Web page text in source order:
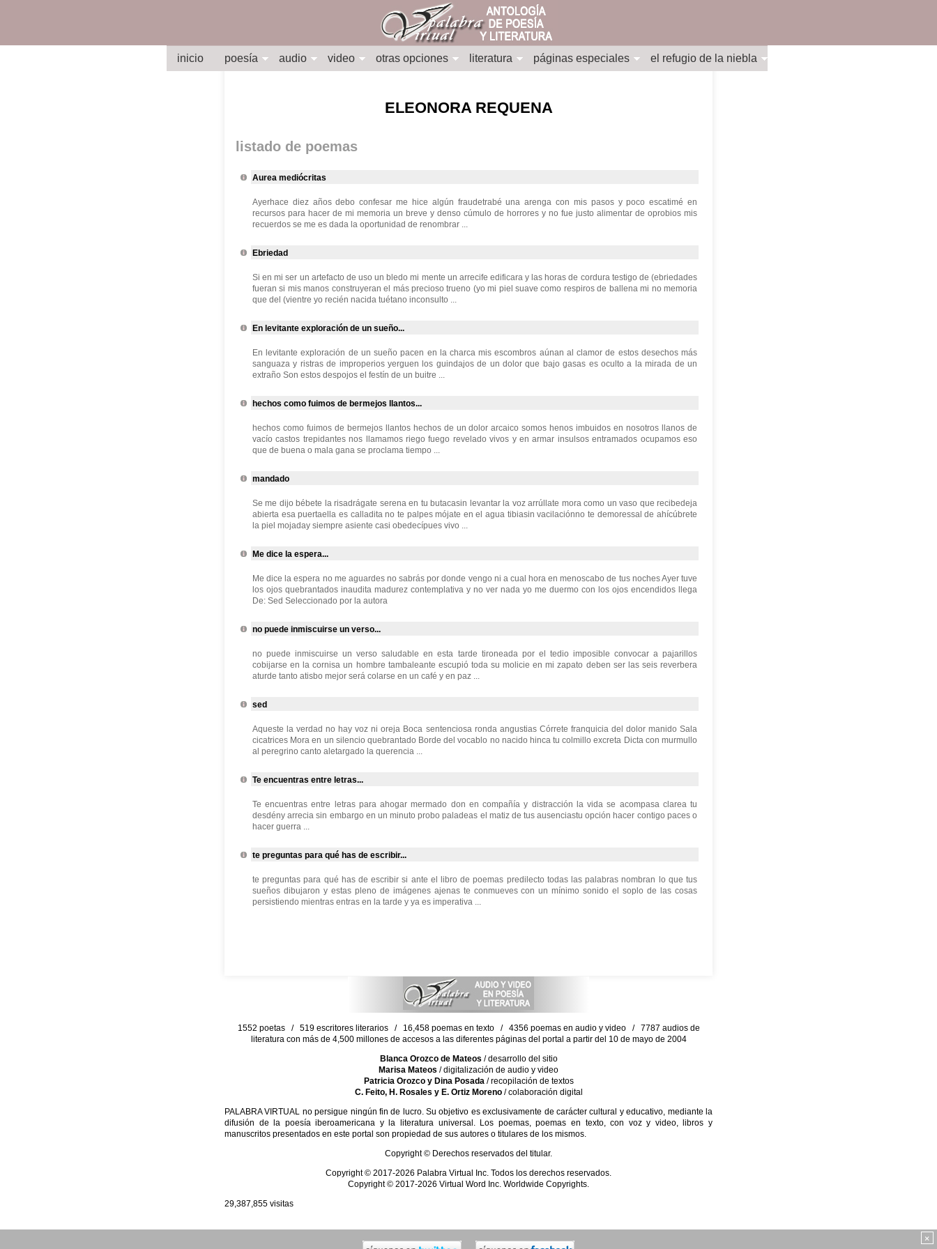
inicio poesía audio video otras opciones literatura páginas especiales el refugio de la niebla
ELEONORA REQUENA
listado de poemas
Aurea mediócritas
Ayerhace diez años debo confesar me hice algún fraudetrabé una arenga con mis pasos y poco escatimé en
recursos para hacer de mi memoria un breve y denso cúmulo de horrores y no fue justo alimentar de oprobios mis
recuerdos se me es dada la oportunidad de renombrar ...
Ebriedad
Si en mi ser un artefacto de uso un bledo mi mente un arrecife edificara y las horas de cordura testigo de (ebriedades
fueran si mis manos construyeran el más precioso trueno (yo mi piel suave como respiros de ballena mi no memoria
que del (vientre yo recién nacida tuétano inconsulto ...
En levitante exploración de un sueño...
En levitante exploración de un sueño pacen en la charca mis escombros aúnan al clamor de estos desechos más
sanguaza y ristras de improperios yerguen los guindajos de un dolor que bajo gasas es oculto a la mirada de un
extraño Son estos despojos el festín de un buitre ...
hechos como fuimos de bermejos llantos...
hechos como fuimos de bermejos llantos hechos de un dolor arcaico somos henos imbuidos en nosotros llanos de
vacío castos trepidantes nos llamamos riego fuego revelado vivos y en armar insulsos entramados ocupamos eso
que de buena o mala gana se proclama tiempo ...
mandado
Se me dijo bébete la risadrágate serena en tu butacasin levantar la voz arrúllate mora como un vaso que recibedeja
abierta esa puertaella es calladita no te palpes mójate en el agua tibiasin vacilaciónno te demoressal de ahícúbrete
la piel mojaday siempre asiente casi obedecípues vivo ...
Me dice la espera...
Me dice la espera no me aguardes no sabrás por donde vengo ni a cual hora en menoscabo de tus noches Ayer tuve
los ojos quebrantados inaudita madurez contemplativa y no ver nada yo me duermo con los ojos encendidos llega
De: Sed Seleccionado por la autora
no puede inmiscuirse un verso...
no puede inmiscuirse un verso saludable en esta tarde tironeada por el tedio imposible convocar a pajarillos
cobijarse en la cornisa un hombre tambaleante escupió toda su molicie en mi zapato deben ser las seis reverbera
aturde tanto atisbo mejor será colarse en un café y en paz ...
sed
Aqueste la verdad no hay voz ni oreja Boca sentenciosa ronda angustias Córrete franquicia del dolor manido Sala
cicatrices Mora en un silencio quebrantado Borde del vocablo no nacido hinca tu colmillo excreta Dicta con murmullo
al peregrino canto aletargado la querencia ...
Te encuentras entre letras...
Te encuentras entre letras para ahogar mermado don en compañía y distracción la vida se acompasa clarea tu
desdény arrecia sin embargo en un minuto probo paladeas el matiz de tus ausenciastu opción hacer contigo paces o
hacer guerra ...
te preguntas para qué has de escribir...
te preguntas para qué has de escribir si ante el libro de poemas predilecto todas las palabras nombran lo que tus
sueños dibujaron y estas pleno de imágenes ajenas te conmueves con un mínimo sonido el soplo de las cosas
persistiendo mientras entras en la tarde y ya es imperativa ...
×
1552 poetas / 519 escritores literarios / 16,458 poemas en texto / 4356 poemas en audio y video / 7787 audios de
literatura con más de 4,500 millones de accesos a las diferentes páginas del portal a partir del 10 de mayo de 2004
Blanca Orozco de Mateos / desarrollo del sitio
Marisa Mateos / digitalización de audio y video
Patricia Orozco y Dina Posada/ recopilación de textos
C. Feito, H. Rosales y E. Ortiz Moreno/ colaboración digital
PALABRA VIRTUAL no persigue ningún fin de lucro. Su objetivo es exclusivamente de carácter cultural y educativo, mediante la
difusión de la poesía iberoamericana y la literatura universal. Los poemas, poemas en texto, con voz y video, libros y
manuscritos presentados en este portal son propiedad de sus autores o titulares de los mismos.
Copyright © Derechos reservados del titular.
Copyright © 2017-2026 Palabra Virtual Inc. Todos los derechos reservados.
Copyright © 2017-2026 Virtual Word Inc. Worldwide Copyrights.
29,387,855 visitas